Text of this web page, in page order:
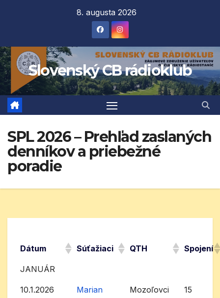
8. augusta 2026
Slovenský CB rádioklub
SPL 2026 – Prehľad zaslaných
denníkov a priebežné
poradie
Dátum Súťažiaci QTH Spojení
JANUÁR
10.1.2026
Marian
Mozoľovci 15